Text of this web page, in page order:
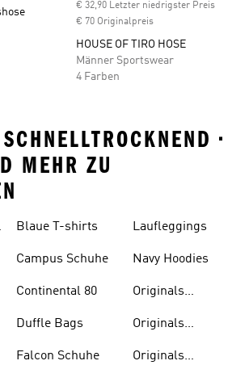
€ 32,90 Letzter niedrigster Preis
€ 70 Originalpreis
HOUSE OF TIRO HOSE
Männer Sportswear
4 Farben
•
MEHR ZU
Blaue T-shirts
Campus Schuhe
Continental 80
Duffle Bags
Falcon Schuhe
Laufleggings
Navy Hoodies
Originals
Originals
Originals